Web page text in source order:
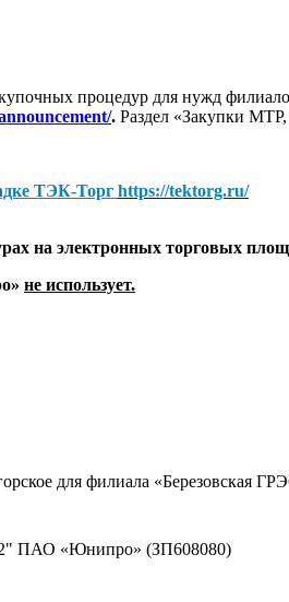
процедур для нужд
. Раздел «Закупки МТР,
ТЭК-Торг https://tektorg.ru/
на электронных торговых
не использует.
для филиала «Березовская
2" ПАО «Юнипро» (ЗП608080)